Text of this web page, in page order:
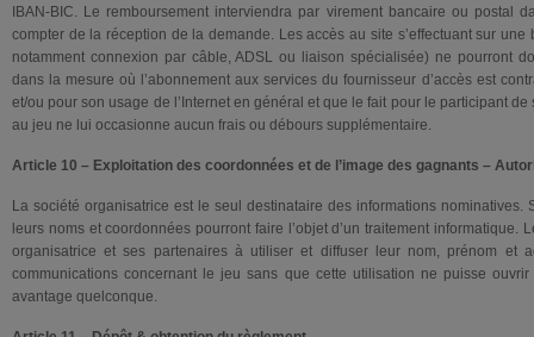
IBAN-BIC. Le remboursement interviendra par virement bancaire ou postal
compter de la réception de la demande. Les accès au site s’effectuant sur
notamment connexion par câble, ADSL ou liaison spécialisée) ne pourront
dans la mesure où l’abonnement aux services du fournisseur d’accès est
et/ou pour son usage de l’Internet en général et que le fait pour le participant
au jeu ne lui occasionne aucun frais ou débours supplémentaire.
Article 10 – Exploitation des coordonnées et de l’image des gagnants –
La société organisatrice est le seul destinataire des informations nominatives.
leurs noms et coordonnées pourront faire l’objet d’un traitement informatique.
organisatrice et ses partenaires à utiliser et diffuser leur nom, prénom et
communications concernant le jeu sans que cette utilisation ne puisse
avantage quelconque.